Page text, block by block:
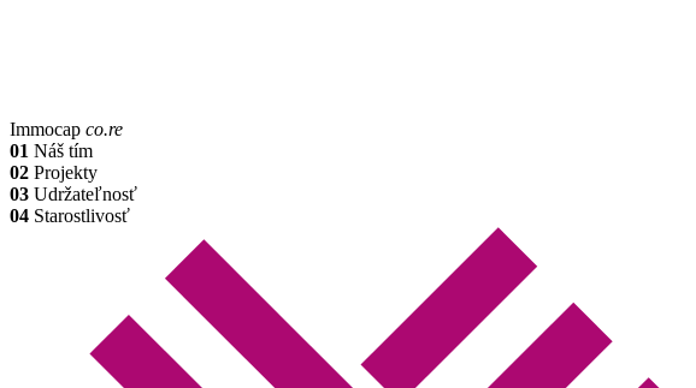
Immocap co.re
01 Náš tím
02 Projekty
03 Udržateľnosť
04 Starostlivosť